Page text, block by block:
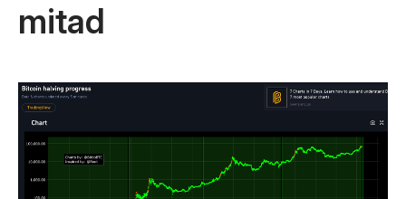
mitad